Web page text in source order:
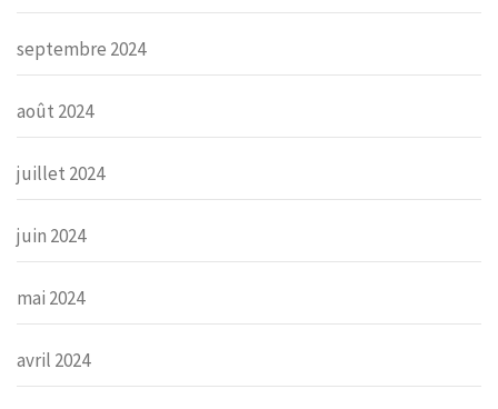
septembre 2024
août 2024
juillet 2024
juin 2024
mai 2024
avril 2024